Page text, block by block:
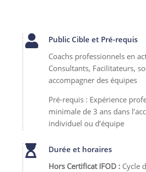

Public Cible et Pré-requis
Coachs professionnels en
Consultants, Facilitateurs,
accompagner des équipes
Pré-requis : Expérience
minimale de 3 ans dans
individuel ou d’équipe

Durée et horaires
Hors Certificat IFOD :Cycle